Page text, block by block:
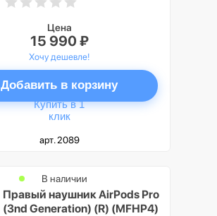
Цена
15 990 ₽
Хочу дешевле!
Добавить в корзину
Купить в 1
клик
арт. 2089
Правый наушник AirPods Pro
(3nd Generation) (R) (MFHP4)
В наличии